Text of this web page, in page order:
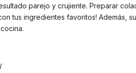
parejo y crujiente. Preparar
tus ingredientes favoritos! Además,